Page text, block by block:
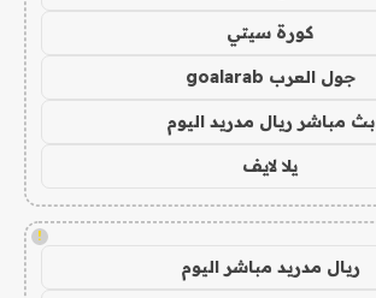
كورة سيتي
جول العرب goalarab
بث مباشر ريال مدريد اليوم
يلا لايف
!
ريال مدريد مباشر اليوم